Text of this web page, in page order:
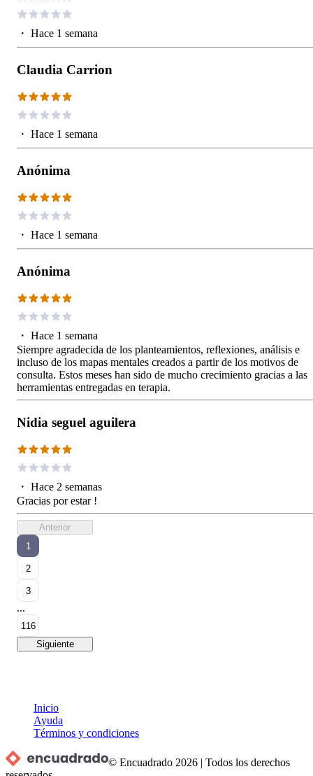
・ Hace 1 semana
Claudia Carrion
・ Hace 1 semana
Anónima
・ Hace 1 semana
Anónima
・ Hace 1 semana
Siempre agradecida de los planteamientos, reflexiones, análisis e
incluso de los mapas mentales creados a partir de los motivos de
consulta. Estos meses han sido de mucho crecimiento gracias a las
herramientas entregadas en terapia.
Nidia seguel aguilera
・ Hace 2 semanas
Gracias por estar !
Anterior
1
2
3
...
116
Siguiente
Inicio
Ayuda
Términos y condiciones
© Encuadrado 2026 |Todos los derechos